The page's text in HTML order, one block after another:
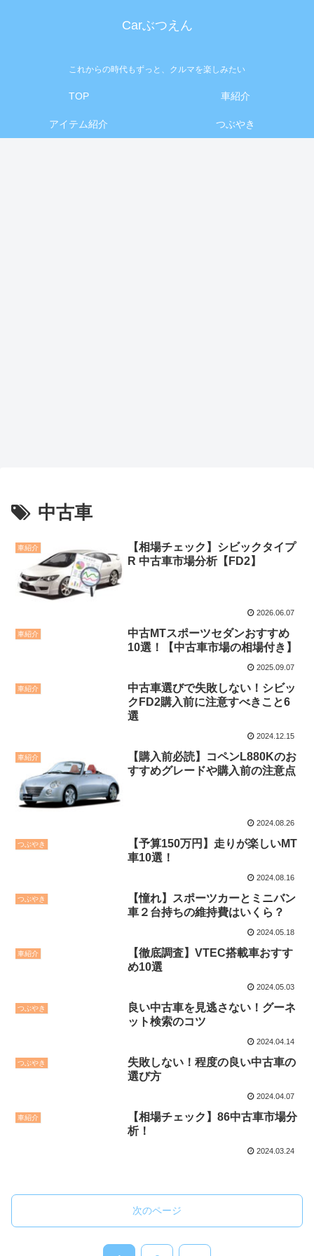
Carぶつえん
これからの時代もずっと、クルマを楽しみたい
TOP 車紹介
アイテム紹介 つぶやき
中古車
車紹介
【相場チェック】シビックタイプ
R 中古車市場分析【FD2】
2026.06.07
車紹介
中古MTスポーツセダンおすすめ
10選！【中古車市場の相場付き】
2025.09.07
車紹介
中古車選びで失敗しない！シビッ
クFD2購入前に注意すべきこと6
選
2024.12.15
車紹介
【購入前必読】コペンL880Kのお
すすめグレードや購入前の注意点
2024.08.26
つぶやき
【予算150万円】走りが楽しいMT
車10選！
2024.08.16
つぶやき
【憧れ】スポーツカーとミニバン
車２台持ちの維持費はいくら？
2024.05.18
車紹介
【徹底調査】VTEC搭載車おすす
め10選
2024.05.03
つぶやき
良い中古車を見逃さない！グーネ
ット検索のコツ
2024.04.14
つぶやき
失敗しない！程度の良い中古車の
選び方
2024.04.07
車紹介
【相場チェック】86中古車市場分
析！
2024.03.24
次のページ